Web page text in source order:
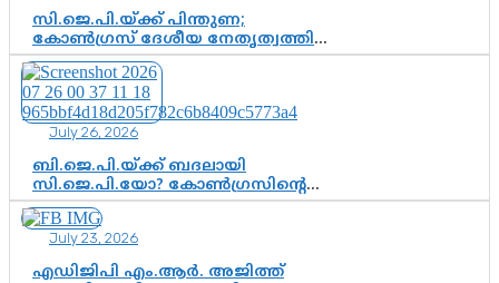
സി.ജെ.പി.യ്ക്ക് പിന്തുണ;
കോൺഗ്രസ് ദേശീയ നേതൃത്വത്തിൽ
ആശങ്കയോ? പാർട്ടിക്കുള്ളിൽ
ഭിന്നാഭിപ്രായമെന്ന വിലയിരുത്തൽ
July 26, 2026
ബി.ജെ.പി.യ്ക്ക് ബദലായി
സി.ജെ.പി.യോ? കോൺഗ്രസിന്റെ
രാഷ്ട്രീയ ഇടം കൈവശപ്പെടുത്താൻ
സിജെപി ഉയർന്നുകഴിഞ്ഞോ?
ഇന്ത്യൻ രാഷ്ട്രീയത്തിലെ പുതിയ
വഴിത്തിരിവ്
July 23, 2026
എഡിജിപി എം.ആർ. അജിത്ത്